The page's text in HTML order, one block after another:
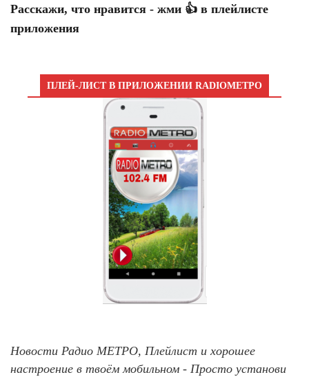
Расскажи, что нравится - жми 👍 в плейлисте
приложения
ПЛЕЙ-ЛИСТ В ПРИЛОЖЕНИИ RADIOМЕТРО
Новости Радио МЕТРО, Плейлист и хорошее
настроение в твоём мобильном - Просто установи